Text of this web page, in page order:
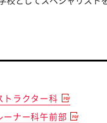
トラクター科
ーナー科午前部